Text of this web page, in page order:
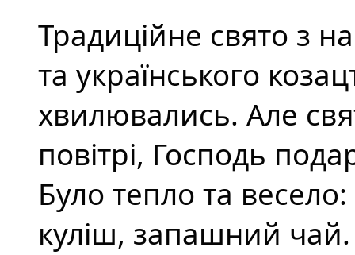
Традиційне свято з
та українського
хвилювались. Але
повітрі, Господь
Було тепло та
куліш, запашний чай.